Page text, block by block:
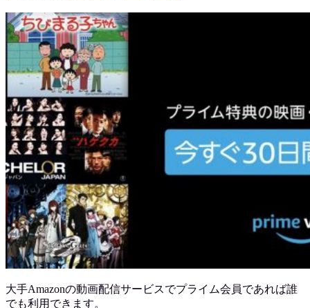
大手Amazonの動画配信サービスでプライム会員であれば誰
でも利用できます。